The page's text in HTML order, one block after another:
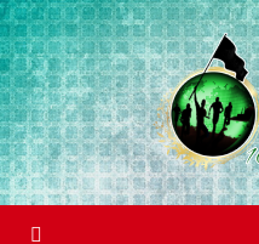
Skip
to
content